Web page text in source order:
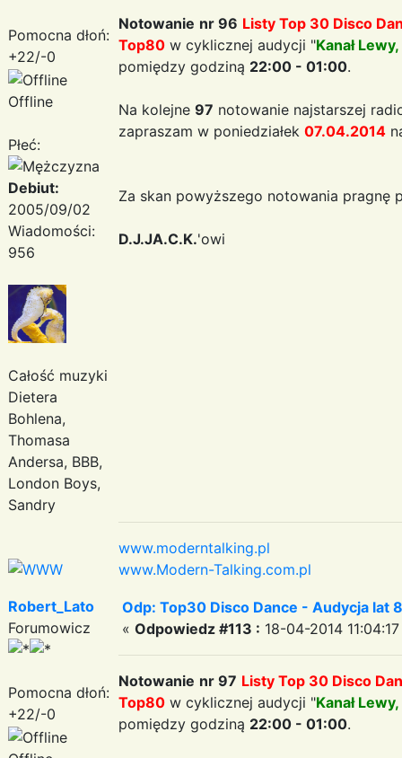
Pomocna dłoń:
+22/-0
Offline
Płeć:
Debiut:
2005/09/02
Wiadomości:
956
Całość muzyki
Dietera
Bohlena,
Thomasa
Andersa, BBB,
London Boys,
Sandry
Notowanie nr 96 Listy Top 30 Disco
Top80 w cyklicznej audycji "Kanał
pomiędzy godziną 22:00 - 01:00.
Na kolejne 97 notowanie najstarszej
zapraszam w poniedziałek 07.04.2014
Za skan powyższego notowania pragnę
D.J.JA.C.K.'owi
www.moderntalking.pl
www.Modern-Talking.com.pl
Robert_Lato
Forumowicz
Pomocna dłoń:
+22/-0
Odp: Top30 Disco Dance - Audycja lat
« Odpowiedz #113 : 18-04-2014
Notowanie nr 97 Listy Top 30 Disco
Top80 w cyklicznej audycji "Kanał
pomiędzy godziną 22:00 - 01:00.